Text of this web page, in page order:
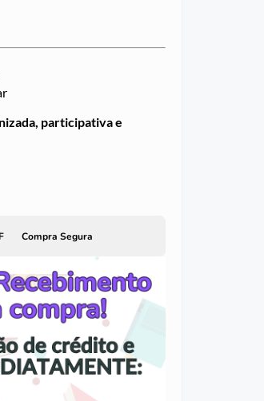
participativa e
Compra Segura